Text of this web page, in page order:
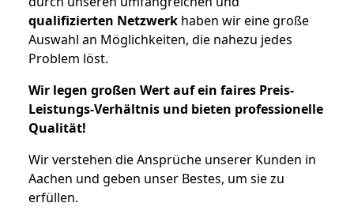
qualifizierten Netzwerk haben wir eine große
Auswahl an Möglichkeiten, die nahezu jedes
Problem löst.
Wir legen großen Wert auf ein faires Preis-
Leistungs-Verhältnis und bieten professionelle
Qualität!
Wir verstehen die Ansprüche unserer Kunden in
Aachen und geben unser Bestes, um sie zu
erfüllen.